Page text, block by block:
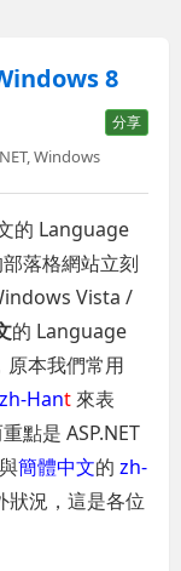
8
分享
,Windows
的 Language
落格網站立刻
Vista /
的 Language
原本我們常用
zh-Hant 來表
點是 ASP.NET
與簡體中文的zh-
狀況，這是各位